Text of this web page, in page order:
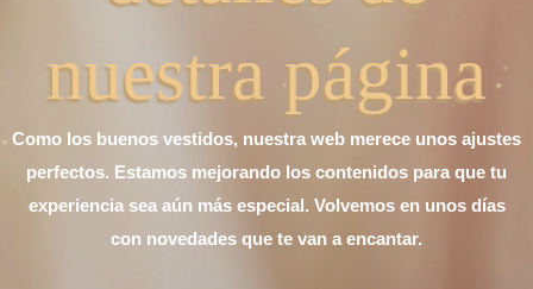
nuestra página
Como los buenos vestidos, nuestra web merece unos ajustes
perfectos. Estamos mejorando los contenidos para que tu
experiencia sea aún más especial. Volvemos en unos días
con novedades que te van a encantar.